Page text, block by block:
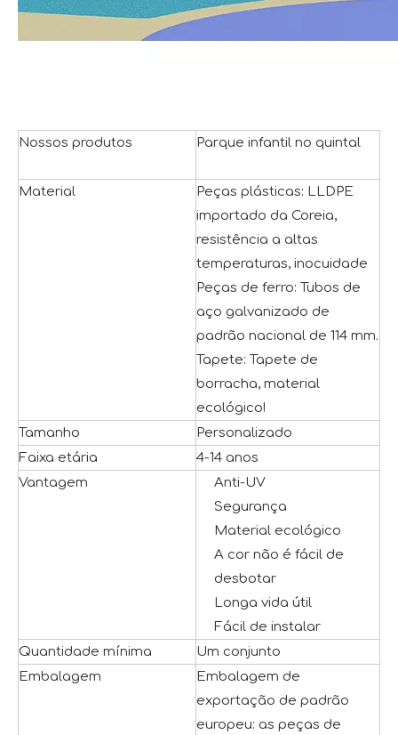
Nossos produtos Parque infantil no quintal
Material
Peças plásticas: LLDPE
importado da Coreia,
resistência a altas
temperaturas, inocuidade
Peças de ferro: Tubos de
aço galvanizado de
padrão nacional de 114 mm.
Tapete: Tapete de
borracha, material
ecológico!
Tamanho
Personalizado
Faixa etária
4-14 anos
Vantagem
Anti-UV
Segurança
Material ecológico
A cor não é fácil de
desbotar
Longa vida útil
Fácil de instalar
Quantidade mínima
Um conjunto
Embalagem
Embalagem de
exportação de padrão
europeu: as peças de